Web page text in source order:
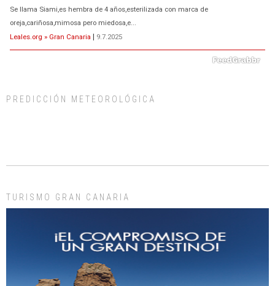
Se llama Siami,es hembra de 4 años,esterilizada con marca de
oreja,cariñosa,mimosa pero miedosa,e...
Leales.org » Gran Canaria | 9.7.2025
días, ella incluida...
Gato manso encontrado
PREDICCIÓN METEOROLÓGICA
TURISMO GRAN CANARIA